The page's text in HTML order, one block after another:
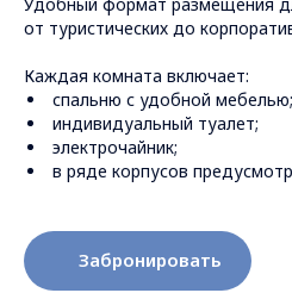
от туристических до
Каждая комната включает:
спальню с удобной мебелью;
индивидуальный туалет;
электрочайник;
в ряде корпусов
Забронировать